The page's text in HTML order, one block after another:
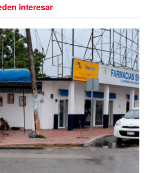
recabada,
desde ayer
las autoridades desplegaron un
la participación de variosagentes
tres órdenes de gobierno,con el
al sujeto que atentó contra
Maya,el cual fue reportado tras
al encargado de un rancho de la
en busca de agua.
ayer viernes 23 de junio cerca de
mañana, habitantes del rancho
interesar